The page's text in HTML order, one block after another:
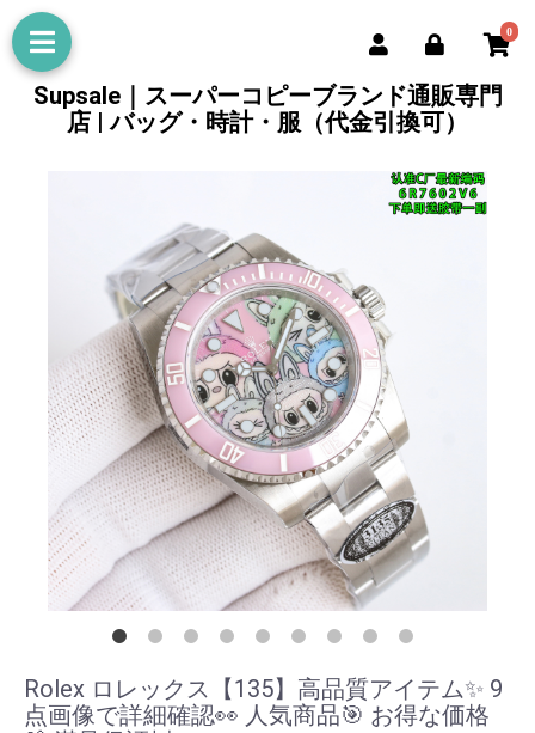
0
Supsale｜スーパーコピーブランド通販専門
店 | バッグ・時計・服（代金引換可）
Rolex ロレックス【135】高品質アイテム✨ 9
点画像で詳細確認👀 人気商品🎯 お得な価格